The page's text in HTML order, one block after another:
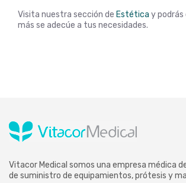
Visita nuestra sección de Estética y podrás
más se adecúe a tus necesidades.
Vitacor Medical somos una empresa médica
de suministro de equipamientos, prótesis y